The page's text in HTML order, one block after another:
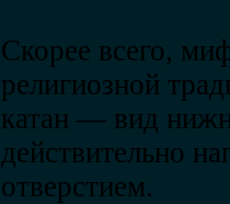
Скорее всего,
религиозной
катан — вид
действительно
отверстием.